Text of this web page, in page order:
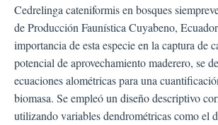
Cedrelinga cateniformis en bosques
de Producción Faunística Cuyabeno,
importancia de esta especie en la captura de
potencial de aprovechamiento maderero, se
ecuaciones alométricas para una
biomasa. Se empleó un diseño descriptivo
utilizando variables dendrométricas como el